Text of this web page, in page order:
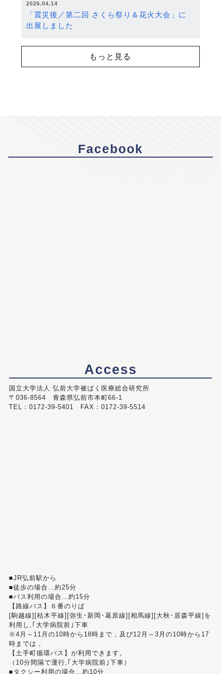
2026.04.14
「震災後／第二回 さくら祭り＆花火大会」に
出展しました
もっと見る
Facebook
Access
国立大学法人 弘前大学被ばく医療総合研究所
〒036-8564 青森県弘前市本町66-1
TEL：0172-39-5401 FAX：0172-39-5514
■JR弘前駅から
■徒歩の場合…約25分
■バス利用の場合…約15分
【路線バス】６番のりば
[駒越線][枯木平線][弥生･新岡･葛原線][相馬線][大秋･居森平線]を
利用し,｢大学病院前｣下車
※4月～11月の10時から18時まで，及び12月～3月の10時から17
時までは，
【土手町循環バス】が利用できます。
（10分間隔で運行,｢大学病院前｣下車）
■タクシー利用の場合…約10分